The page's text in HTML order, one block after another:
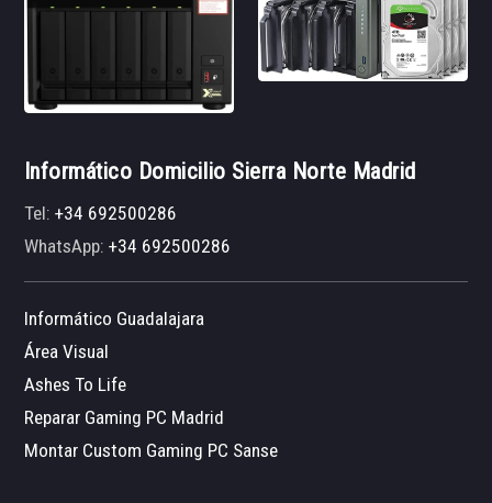
Informático Domicilio Sierra Norte Madrid
Tel:+34 692500286
WhatsApp:+34 692500286
Informático Guadalajara
Área Visual
Ashes To Life
Reparar Gaming PC Madrid
Montar Custom Gaming PC Sanse